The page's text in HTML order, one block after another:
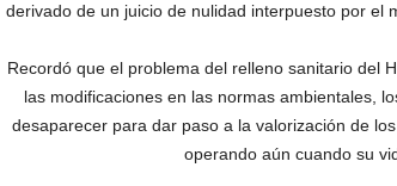
derivado de un juicio de nulidad interpuesto por el
Recordó que el problema del relleno sanitario del
las modificaciones en las normas ambientales,
desaparecer para dar paso a la valorización de
operando aún cuando su